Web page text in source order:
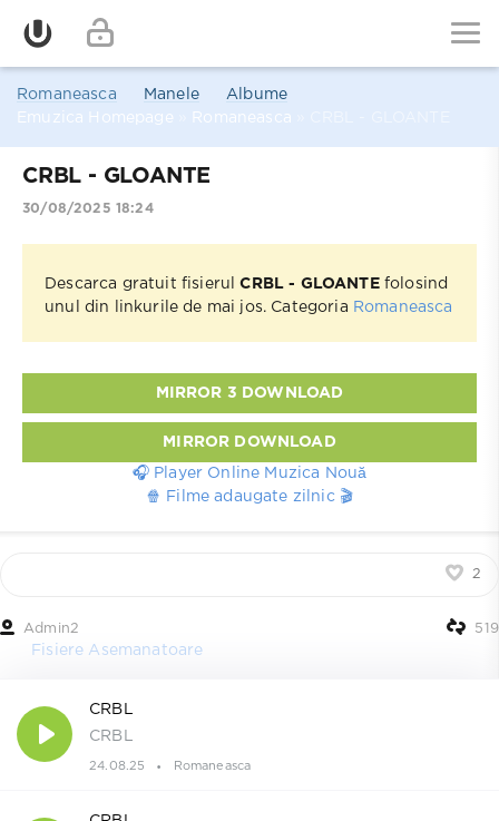
Romaneasca Manele
Albume
Emuzica Homepage
Romaneasca
CRBL - GLOANTE
30/08/2025 18:24
Descarca gratuit fisierulCRBL - GLOANTEfolosind
unul din linkurile de mai jos. Categoria Romaneasca
MIRROR 3 DOWNLOAD
MIRROR DOWNLOAD
🎧 Player Online Muzica Nouă
🍿 Filme adaugate zilnic 🎬
2
Admin2 519
Fisiere Asemanatoare
CRBL
CRBL
24.08.25 Romaneasca